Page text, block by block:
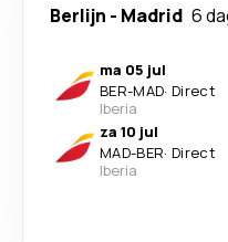
Berlijn - Madrid 6
ma 05 jul
BER-MAD· Direct
Iberia
za 10 jul
MAD-BER· Direct
Iberia